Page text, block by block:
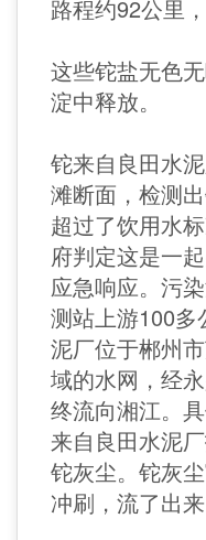
路程约92公里
这些铊盐无色
淀中释放。
铊来自良田水
滩断面，检测
超过了饮用水
府判定这是一
应急响应。污
测站上游100多
泥厂位于郴州
域的水网，经
终流向湘江。
来自良田水泥
铊灰尘。铊灰
冲刷，流了出来